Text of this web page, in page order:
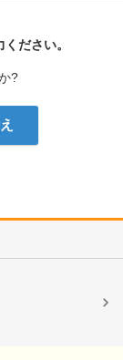
ださい。
?